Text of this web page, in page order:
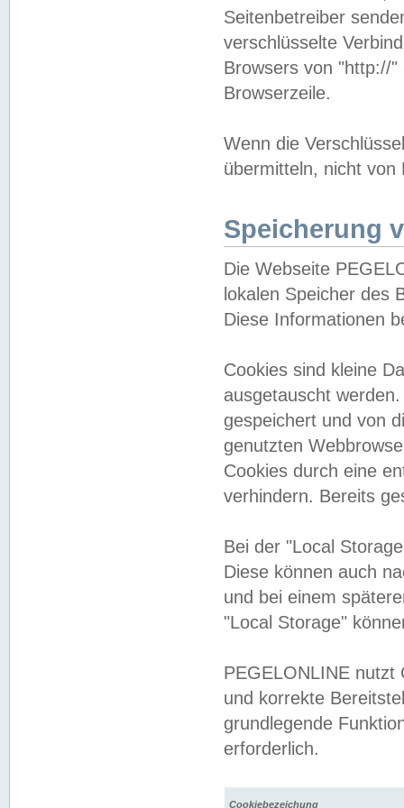
Seitenbetreiber
verschlüsselte
Browsers von "http://
Browserzeile.
Wenn die
übermitteln, nicht von
Speicherung
Die Webseite
lokalen Speicher des
Diese Informationen
Cookies sind kleine
ausgetauscht
gespeichert und von
genutzten
Cookies durch eine
verhindern. Bereits
Bei der "Local
Diese können auch
und bei einem
"Local Storage"
PEGELONLINE nutzt
und korrekte
grundlegende
erforderlich.
Cookiebezeichung